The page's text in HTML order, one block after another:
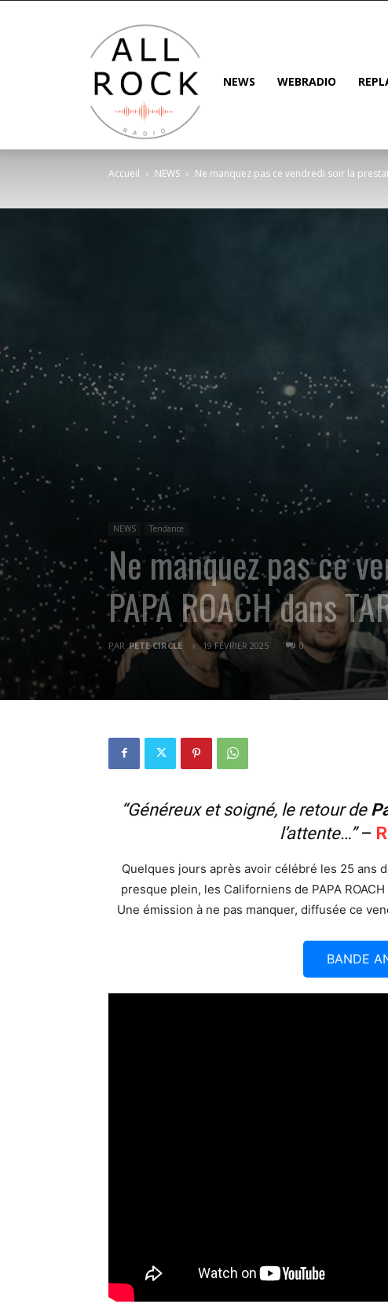
NEWS WEBRADIO
Accueil NEWS Ne manquez pas ce vendredi soir la
NEWS Tendance
Ne manquez pas ce
PAPA ROACH dans
PAR PETE CIRCLE 19 FÉVRIER 2025 0
“Généreux et soigné, le retour de
l’attente…”–
Quelques jours après avoir célébré les 25 ans
presque plein, les Californiens de PAPA
Une émission à ne pas manquer, diffusée ce
BANDE